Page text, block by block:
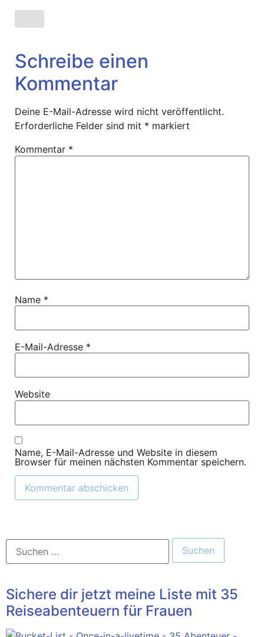
Schreibe einen
Kommentar
Deine E-Mail-Adresse wird nicht veröffentlicht.
Erforderliche Felder sind mit * markiert
Kommentar *
Name *
E-Mail-Adresse *
Website
Name, E-Mail-Adresse und Website in diesem
Browser für meinen nächsten Kommentar speichern.
Sichere dir jetzt meine Liste mit 35
Reiseabenteuern für Frauen